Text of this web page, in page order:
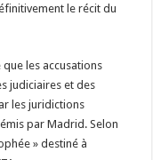
le récit du
les accusations
judiciaires et des
les juridictions
par Madrid. Selon
» destiné à